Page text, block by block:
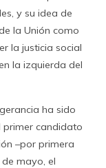
y su idea de
la Unión como
la justicia social
la izquierda del
ha sido
primer candidato
–por primera
mayo, el